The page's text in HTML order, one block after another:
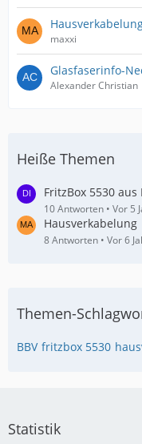
maxxi
Glasfaserinfo-
Alexander Christian
Heiße Themen
FritzBox 5530 aus
10 Antworten Vor 5
Hausverkabelung
8 Antworten Vor 6
Themen-
BBV fritzbox 5530
Statistik